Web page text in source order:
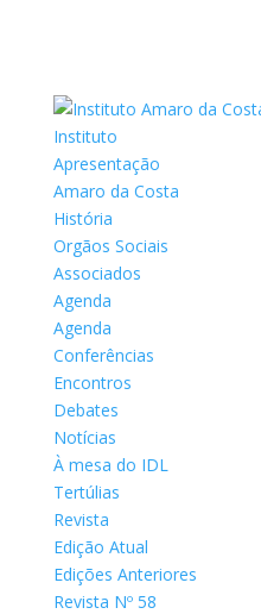
Instituto
Apresentação
Amaro da Costa
História
Orgãos Sociais
Associados
Agenda
Agenda
Conferências
Encontros
Debates
Notícias
À mesa do IDL
Tertúlias
Revista
Edição Atual
Edições Anteriores
Revista Nº 58